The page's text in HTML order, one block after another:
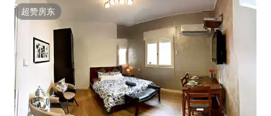
超赞房东
超赞房东